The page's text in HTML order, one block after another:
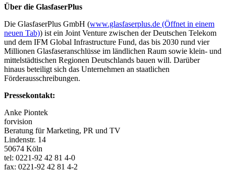
Über die GlasfaserPlus
Die GlasfaserPlus GmbH (www.glasfaserplus.de (Öffnet in einem
neuen Tab)) ist ein Joint Venture zwischen der Deutschen Telekom
und dem IFM Global Infrastructure Fund, das bis 2030 rund vier
Millionen Glasfaseranschlüsse im ländlichen Raum sowie klein- und
mittelstädtischen Regionen Deutschlands bauen will. Darüber
hinaus beteiligt sich das Unternehmen an staatlichen
Förderausschreibungen.
Pressekontakt:
Anke Piontek
forvision
Beratung für Marketing, PR und TV
Lindenstr. 14
50674 Köln
tel: 0221-92 42 81 4-0
fax: 0221-92 42 81 4-2